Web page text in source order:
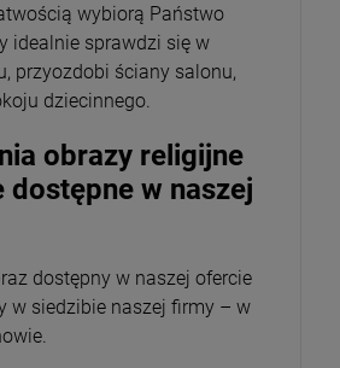
wybiorą Państwo
idealnie sprawdzi się w
przyozdobi ściany salonu,
dziecinnego.
obrazy religijne
dostępne w naszej
dostępny w naszej ofercie
w siedzibie naszej firmy – w